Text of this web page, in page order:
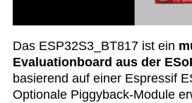
Das ESP32S3_BT817 ist ein
Evaluationboard aus der
basierend auf einer Espressif
Optionale Piggyback-Module